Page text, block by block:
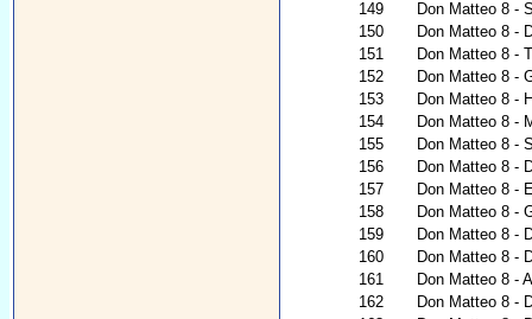
149
Don Matteo 8 -
150
Don Matteo 8 -
151
Don Matteo 8 -
152
Don Matteo 8 -
153
Don Matteo 8 -
154
Don Matteo 8 -
155
Don Matteo 8 -
156
Don Matteo 8 -
157
Don Matteo 8 -
158
Don Matteo 8 -
159
Don Matteo 8 -
160
Don Matteo 8 -
161
Don Matteo 8 -
162
Don Matteo 8 -